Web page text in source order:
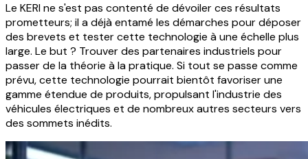
Le KERI ne s'est pas contenté de dévoiler ces résultats
prometteurs; il a déjà entamé les démarches pour déposer
des brevets et tester cette technologie à une échelle plus
large. Le but ? Trouver des partenaires industriels pour
passer de la théorie à la pratique. Si tout se passe comme
prévu, cette technologie pourrait bientôt favoriser une
gamme étendue de produits, propulsant l'industrie des
véhicules électriques et de nombreux autres secteurs vers
des sommets inédits.